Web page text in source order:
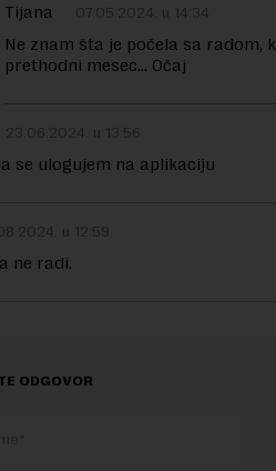
Tijana 07.05.2024. u 14:34
Ne znam šta je počela sa radom,
prethodni mesec… Očaj
23.06.2024. u 13:56
se ulogujem na aplikaciju
u 12:59
ne radi.
ODGOVOR